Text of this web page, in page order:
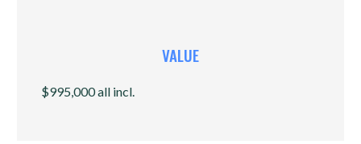
VALUE
$995,000 all incl.